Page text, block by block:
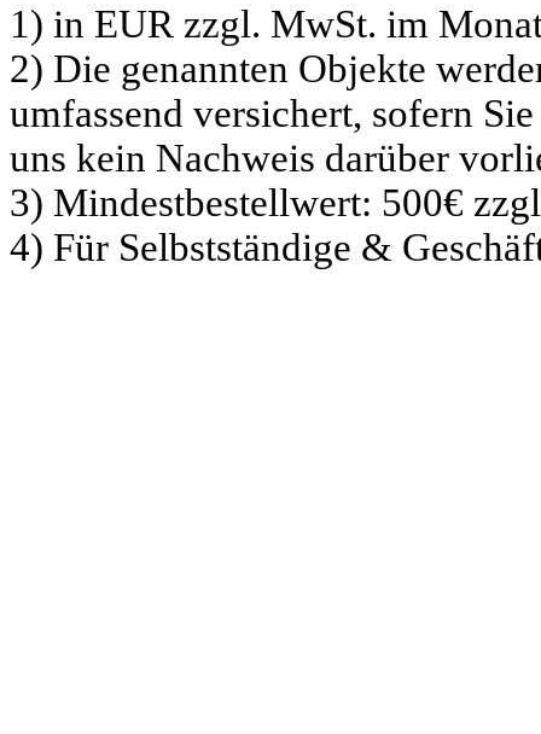
1) in EUR zzgl. MwSt. im
2) Die genannten Objekte
umfassend versichert, sofern
uns kein Nachweis darüber
3) Mindestbestellwert: 500€
4) Für Selbstständige &